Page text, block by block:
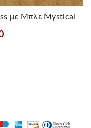
με Μπλε Mystical
Η